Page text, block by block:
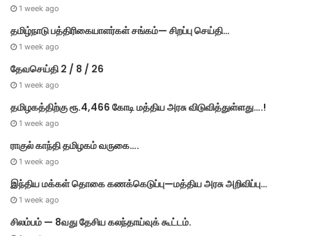
1 week ago
தமிழ்நாடு பத்திரிகையாளர்கள் சங்கம்— சிறப்பு செய்தி…
1 week ago
தேவசெய்தி 2 / 8 / 26
1 week ago
தமிழகத்திற்கு ரூ.4,466 கோடி மத்திய அரசு விடுவித்துள்ளது….!
1 week ago
ராகுல் காந்தி தமிழகம் வருகை….
1 week ago
இந்திய மக்கள் தொகை கணக்கெடுப்பு—மத்திய அரசு அறிவிப்பு…
1 week ago
சிலம்பம் — 8வது தேசிய கலந்தாய்வுக் கூட்டம்.